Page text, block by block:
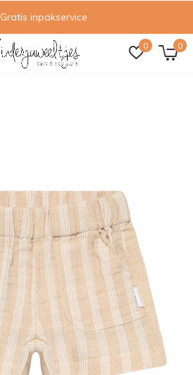
0 0
Gratis inpakservice